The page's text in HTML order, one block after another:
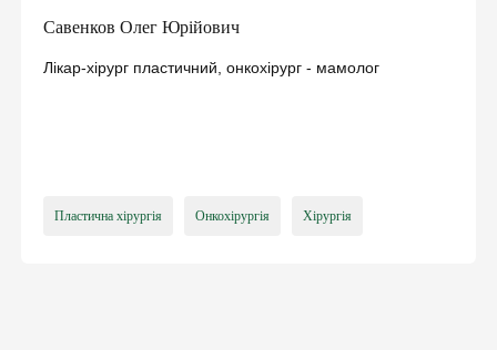
Савенков Олег Юрійович
Лікар-хірург пластичний, онкохірург - мамолог
Пластична хірургія Онкохірургія Хірургія